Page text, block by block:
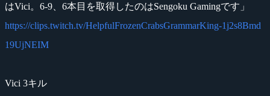
はVici。6-9、6本目を取得したのはSengoku Gamingです」
https://clips.twitch.tv/HelpfulFrozenCrabsGrammarKing-1j2s8Bmd
19UjNEIM
Vici 3キル